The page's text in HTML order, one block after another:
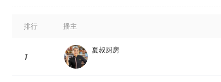
排行 播主
1
夏叔厨房